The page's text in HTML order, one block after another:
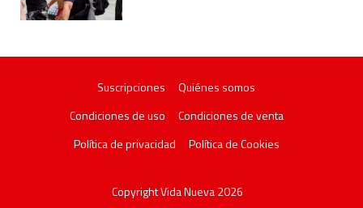
Suscripciones
Quiénes somos
Condiciones de uso
Condiciones de venta
Política de privacidad
Política de Cookies
Copyright Vida Nueva 2026